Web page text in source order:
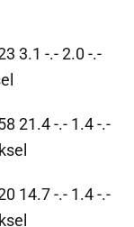
3.1 -.- 2.0 -.-
21.4 -.- 1.4 -.-
14.7 -.- 1.4 -.-